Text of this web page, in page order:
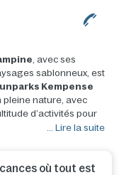
, avec ses
sablonneux, est
Kempense
pleine nature, avec
d’activités pour
... Lire la suite
où tout est